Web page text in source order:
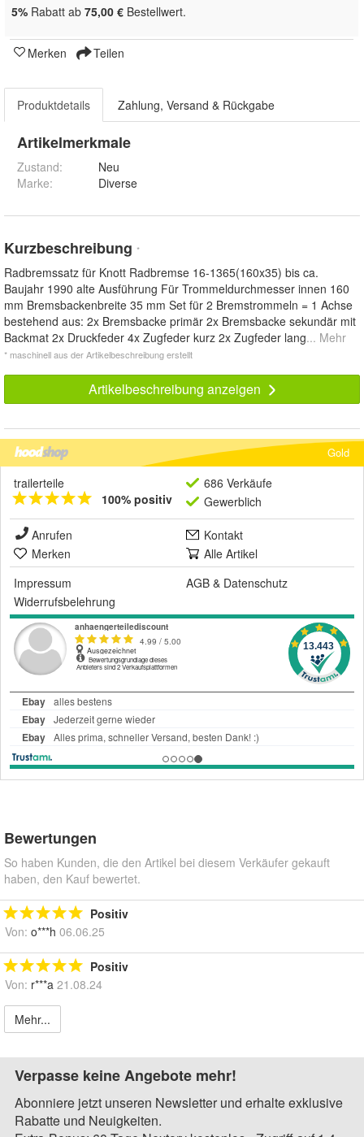
5% Rabatt ab 75,00 € Bestellwert.
Merken Teilen
Produktdetails Zahlung, Versand & Rückgabe
Artikelmerkmale
Zustand:
Neu
Marke:
Diverse
Kurzbeschreibung *
Radbremssatz für Knott Radbremse 16-1365(160x35) bis ca.
Baujahr 1990 alte Ausführung Für Trommeldurchmesser innen 160
mm Bremsbackenbreite 35 mm Set für 2 Bremstrommeln = 1 Achse
bestehend aus: 2x Bremsbacke primär 2x Bremsbacke sekundär mit
Backmat 2x Druckfeder 4x Zugfeder kurz 2x Zugfeder lang... Mehr
* maschinell aus der Artikelbeschreibung erstellt
Artikelbeschreibung anzeigen
Gold
trailerteile
100% positiv
686 Verkäufe
Gewerblich
Anrufen
Kontakt
Merken
Alle Artikel
Impressum
AGB & Datenschutz
Widerrufsbelehrung
Bewertungen
So haben Kunden, die den Artikel bei diesem Verkäufer gekauft
haben, den Kauf bewertet.
Positiv
Von: o***h 06.06.25
Positiv
Von: r***a 21.08.24
Mehr...
Verpasse keine Angebote mehr!
Abonniere jetzt unseren Newsletter und erhalte exklusive
Rabatte und Neuigkeiten.